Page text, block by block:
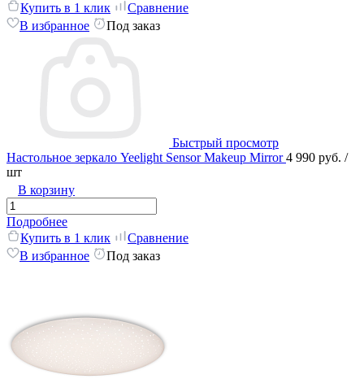
Купить в 1 клик
Сравнение
В избранное
Под заказ
Быстрый просмотр
Настольное зеркало Yeelight Sensor Makeup Mirror4 990 руб. /
шт
В корзину
Подробнее
Купить в 1 клик
Сравнение
В избранное
Под заказ